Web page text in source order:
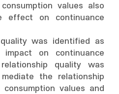
values also
effect on continuance
was identified as
on continuance
quality was
the relationship
consumption values and